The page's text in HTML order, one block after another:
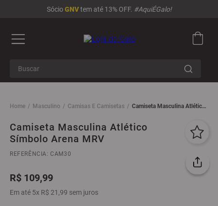
SócioGNVtem até 13% OFF. #AquiÉGalo!
Masculino Camisas E Camisetas
Camiseta Masculina Atlético
Camiseta Masculina Atlético
Símbolo Arena MRV
REFERÊNCIA: CAM30
R$ 109,99
Em até 5x R$ 21 ,99 sem juros